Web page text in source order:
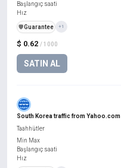
$ 0.62 / 1000
SATIN AL
Başlangıç saati
Hız
️🛡️Guarantee +1
South Korea traffic from Yahoo.com
Taahhütler
Min Max
Başlangıç saati
Hız